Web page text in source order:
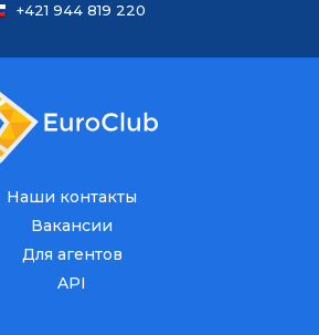
+421 944 819 220
Наши контакты
Вакансии
Для агентов
API